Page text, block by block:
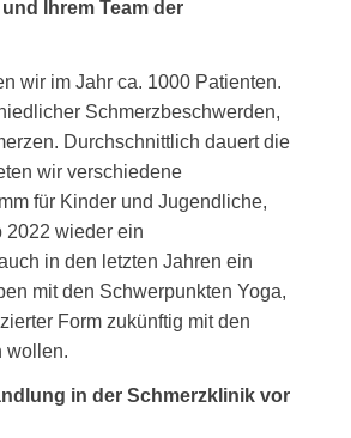
Ihrem Team der
wir im Jahr ca. 1000 Patienten.
Schmerzbeschwerden,
Durchschnittlich dauert die
wir verschiedene
für Kinder und Jugendliche,
2022 wieder ein
in den letzten Jahren ein
mit den Schwerpunkten Yoga,
Form zukünftig mit den
wollen.
in der Schmerzklinik vor